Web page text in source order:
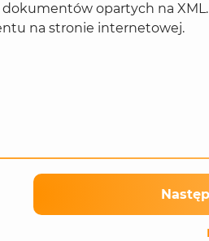
opartych na XML.
na stronie internetowej.